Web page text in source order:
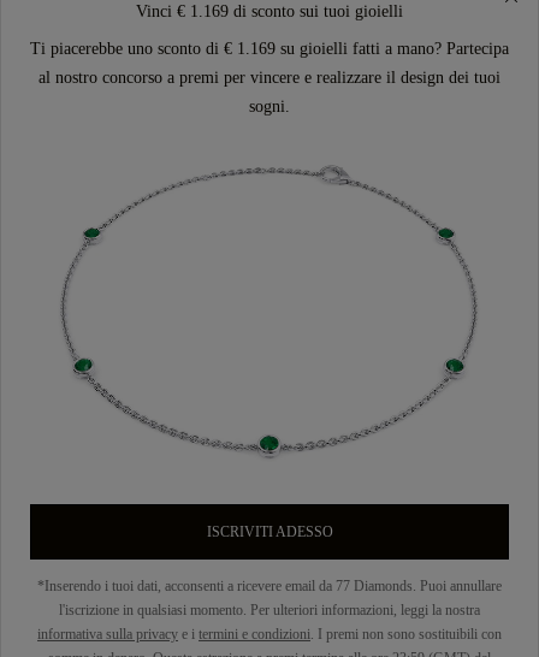
Vinci € 1.169 di sconto sui tuoi gioielli
Ti piacerebbe uno sconto di € 1.169 su gioielli fatti a mano? Partecipa
al nostro concorso a premi per vincere e realizzare il design dei tuoi
sogni.
ISCRIVITI ADESSO
*Inserendo i tuoi dati, acconsenti a ricevere email da 77 Diamonds. Puoi annullare
l'iscrizione in qualsiasi momento. Per ulteriori informazioni, leggi la nostra
informativa sulla privacy e i termini e condizioni. I premi non sono sostituibili con